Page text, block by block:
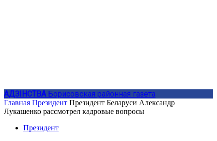
АДЗIНСТВА Борисовская районная газета
Главная Президент Президент Беларуси Александр
Лукашенко рассмотрел кадровые вопросы
Президент